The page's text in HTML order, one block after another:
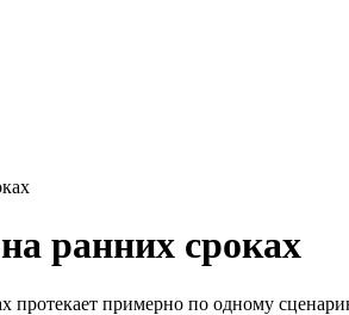
ранних сроках
протекает примерно по одному